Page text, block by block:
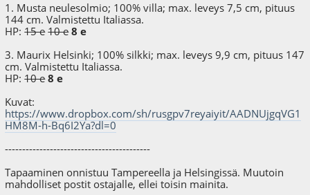
1. Musta neulesolmio; 100% villa; max. leveys 7,5 cm, pituus
144 cm. Valmistettu Italiassa.
HP:15 e 10 e 8 e
3. Maurix Helsinki; 100% silkki; max. leveys 9,9 cm, pituus 147
cm. Valmistettu Italiassa.
HP:10 e 8 e
Kuvat:
https://www.dropbox.com/sh/rusgpv7reyaiyit/AADNUjgqVG1
HM8M-h-Bq6I2Ya?dl=0
------------------------------------------
Tapaaminen onnistuu Tampereella ja Helsingissä. Muutoin
mahdolliset postit ostajalle, ellei toisin mainita.